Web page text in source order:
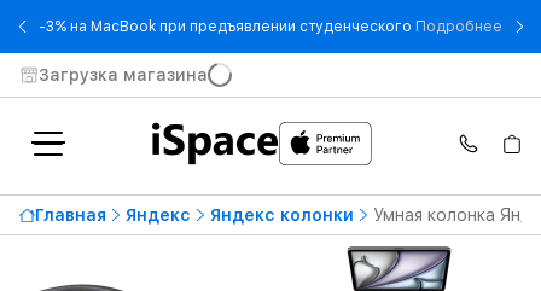
-3% на MacBook при предъявлении студенческого Подробнее - -
Загрузка магазина
Главная Яндекс Яндекс колонки Умная колонка